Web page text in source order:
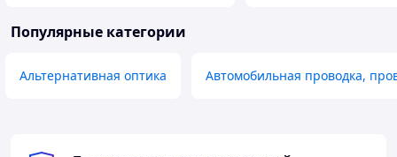
Популярные категории
Альтернативная оптика Автомобильная проводка,